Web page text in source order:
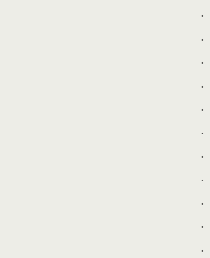
.
.
.
.
.
.
.
.
.
.
.